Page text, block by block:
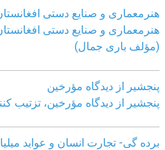
هنرمعماری و صنایع دستی
هنرمعماری و صنایع دستی
(مؤلف باری جمال)
پنجشیر از دیدگاه مؤرخین
پنجشیر از دیدگاه مؤرخین، تزتیب
برده گی- تجارت انسان و عواید